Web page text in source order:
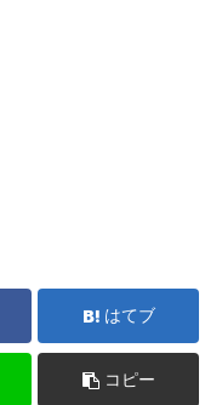
はてブ
コピー